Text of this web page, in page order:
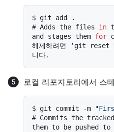
$ git add .
# Adds the files in
and stages them for
해제하려면 ‘git reset
니다.
로컬 리포지토리에서 스
$ git commit -m
# Commits the
them to be pushed